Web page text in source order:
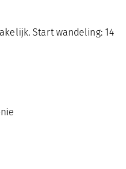
Start wandeling: 14